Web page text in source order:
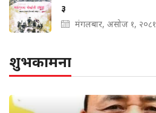
३
मंगलबार, असोज १, २०८१
शुभकामना